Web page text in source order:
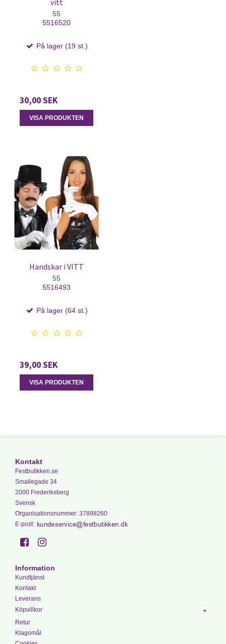
vitt
55
5516520
På lager (19 st.)
30,00 SEK
VISA PRODUKTEN
Handskar i VITT
55
5516493
På lager (64 st.)
39,00 SEK
VISA PRODUKTEN
Kontakt
Festbutikken.se
Smallegade 34
2000 Frederiksberg
Svensk
Organisationsnummer: 37898260
E-post:
Information
Kundtjänst
Kontakt
Leverans
Köpvillkor
Retur
Klagomål